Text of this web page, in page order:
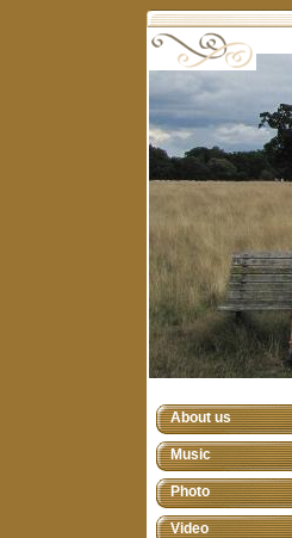
About us
Music
Photo
Video